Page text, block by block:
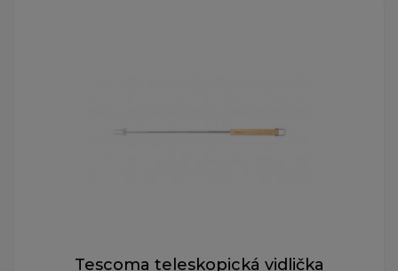
Tescoma teleskopická vidlička